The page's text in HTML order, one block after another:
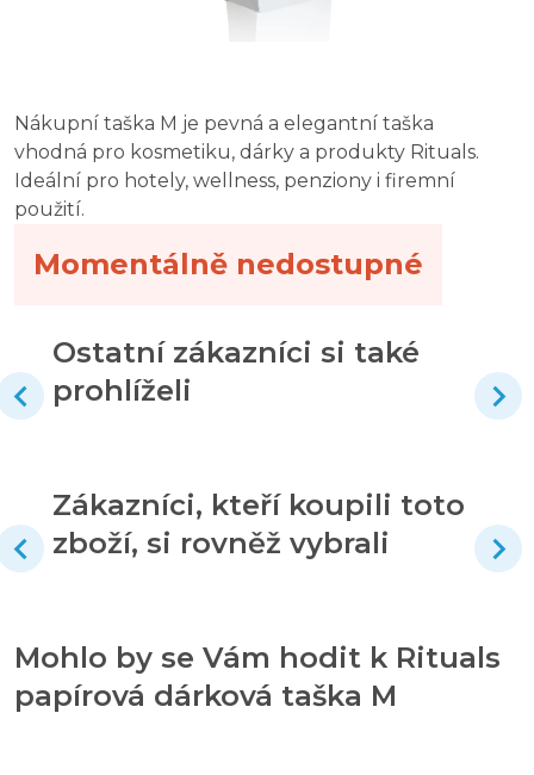
Nákupní taška M je pevná a elegantní taška
vhodná pro kosmetiku, dárky a produkty Rituals.
Ideální pro hotely, wellness, penziony i firemní
použití.
Momentálně nedostupné
Ostatní zákazníci si také
prohlíželi
Zákazníci, kteří koupili toto
zboží, si rovněž vybrali
Mohlo by se Vám hodit k Rituals
papírová dárková taška M